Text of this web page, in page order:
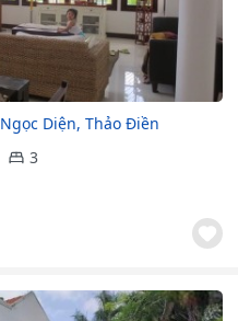
Diện, Thảo Điền
3